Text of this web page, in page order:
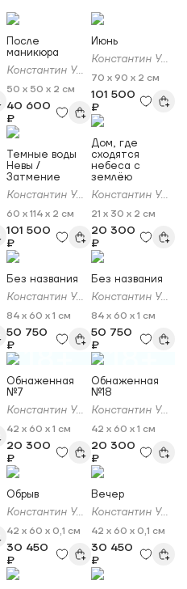
После
маникюра
Константин Ужве
50 x 50 x 2 см
40 600
₽
Темные воды
Невы /
Затмение
Константин Ужве
60 x 114 x 2 см
101 500
₽
Без названия
Константин Ужве
84 x 60 x 1 см
50 750
₽
Обнаженная
№7
Константин Ужве
42 x 60 x 1 см
20 300
₽
Обрыв
Константин Ужве
42 x 60 x 0,1 см
30 450
₽
Июнь
Константин Ужве
70 x 90 x 2 см
101 500
₽
Дом, где
сходятся
небеса с
землёю
Константин Ужве
21 x 30 x 2 см
20 300
₽
Без названия
Константин Ужве
84 x 60 x 1 см
50 750
₽
Обнаженная
№18
Константин Ужве
42 x 60 x 1 см
20 300
₽
Вечер
Константин Ужве
42 x 60 x 0,1 см
30 450
₽